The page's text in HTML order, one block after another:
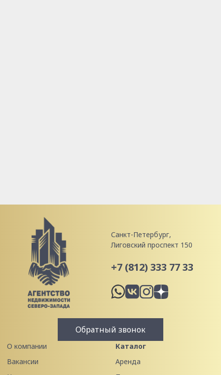
Санкт-Петербург,
Лиговский проспект 150
+7 (812) 333 77 33
Обратный звонок
О компании
Вакансии
Каталог
Аренда